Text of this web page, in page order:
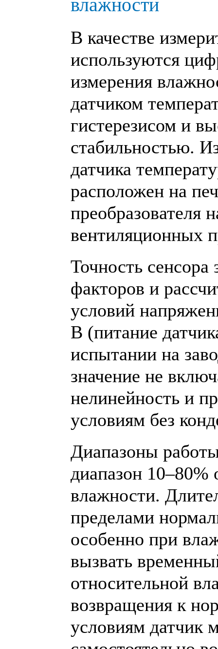
влажности
В качестве
используются
измерения
датчиком
гистерезисом и
стабильностью.
датчика
расположен на
преобразователя
вентиляционных
Точность сенсора
факторов и
условий
В (питание
испытании на
значение не
нелинейность и
условиям без
Диапазоны
диапазон 10–80%
влажности.
пределами
особенно при
вызвать
относительной
возвращения к
условиям датчик